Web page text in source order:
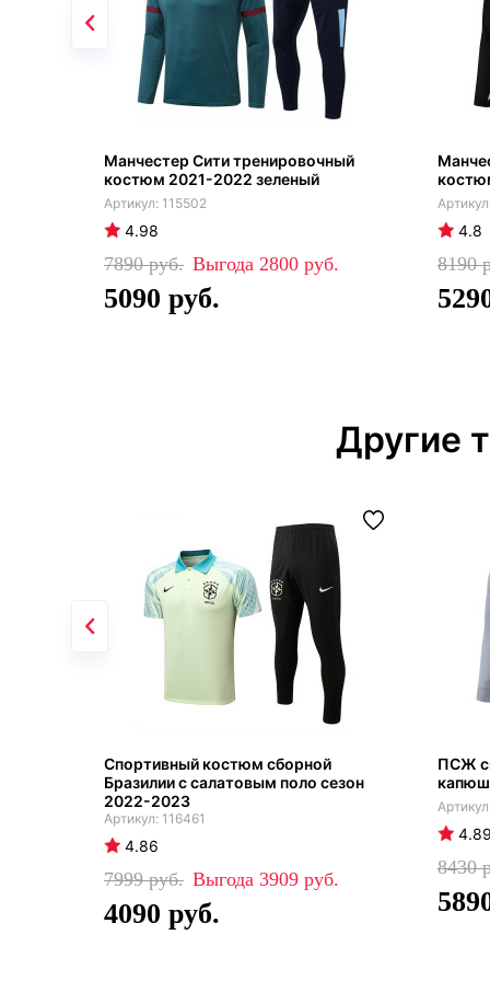
Манчестер Сити тренировочный
костюм 2021-2022 зеленый
115502
4.98
7890 2800
5090
4.8
8190
Другие
Спортивный костюм сборной
Бразилии с салатовым поло сезон
2022-2023
116461
4.86
7999 3909
4090
ПСЖ
8430